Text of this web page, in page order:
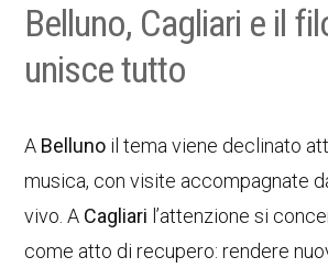
Belluno, Cagliari e il
unisce tutto
A Belluno il tema viene declinato
musica, con visite accompagnate
vivo. A Cagliari l’attenzione si
come atto di recupero: rendere